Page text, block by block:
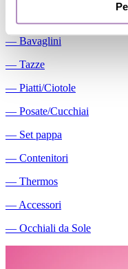
― Bavaglini
― Tazze
― Piatti/Ciotole
― Posate/Cucchiai
― Set pappa
― Contenitori
― Thermos
― Accessori
― Occhiali da Sole